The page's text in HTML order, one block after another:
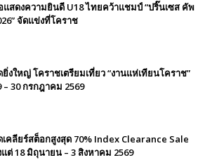
แสดงความยินดี U18 ไทยคว้าแชมป์ “ปริ๊นเซส คัพ
จัดแข่งที่โคราช
งใหญ่ โคราชเตรียมเที่ยว “งานแห่เทียนโคราช”
– 30 กรกฎาคม 2569
เคลียร์สต็อกสูงสุด 70% Index Clearance Sale
แต่ 18 มิถุนายน – 3 สิงหาคม 2569